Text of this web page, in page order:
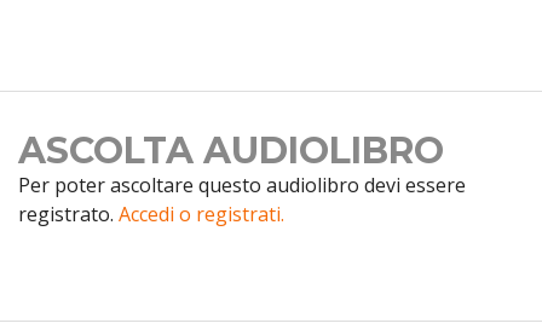
ASCOLTA AUDIOLIBRO
Per poter ascoltare questo audiolibro devi essere
registrato. Accedi o registrati.